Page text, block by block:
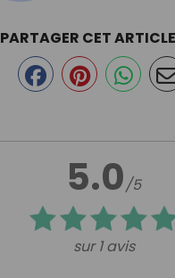
5.0/5
sur 1 avis
PARTAGER CET